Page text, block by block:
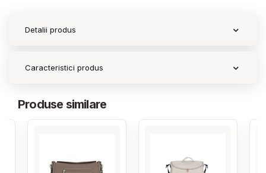
Detalii produs
Caracteristici produs
Produse similare